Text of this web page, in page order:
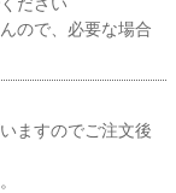
ので、必要な場合
ますのでご注文後